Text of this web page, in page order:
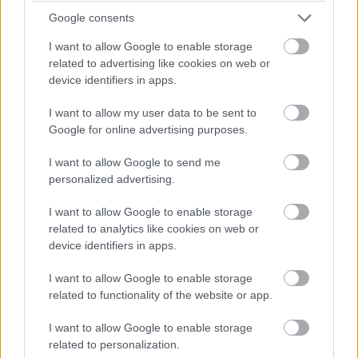
Google consents
I want to allow Google to enable storage
related to advertising like cookies on web or
device identifiers in apps.
I want to allow my user data to be sent to
Google for online advertising purposes.
I want to allow Google to send me
personalized advertising.
I want to allow Google to enable storage
related to analytics like cookies on web or
device identifiers in apps.
I want to allow Google to enable storage
related to functionality of the website or app.
I want to allow Google to enable storage
related to personalization.
A Mortal Kombat producere
máris spin-offokban
gondolkodik
Pavlics Tamás| 2021 március 22. 08:00
És már a jelöltjei is megvannak a
mellékszálakra.
Már nem kell sokat várni arra, hogy a népszerű
videójáték, aMortal Kombat